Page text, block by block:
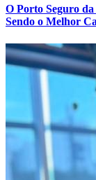
O Porto Seguro
Sendo o Melhor